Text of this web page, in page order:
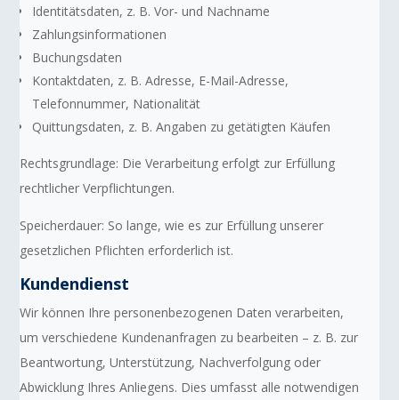
Identitätsdaten, z. B. Vor- und Nachname
Zahlungsinformationen
Buchungsdaten
Kontaktdaten, z. B. Adresse, E-Mail-Adresse,
Telefonnummer, Nationalität
Quittungsdaten, z. B. Angaben zu getätigten Käufen
Rechtsgrundlage: Die Verarbeitung erfolgt zur Erfüllung
rechtlicher Verpflichtungen.
Speicherdauer: So lange, wie es zur Erfüllung unserer
gesetzlichen Pflichten erforderlich ist.
Kundendienst
Wir können Ihre personenbezogenen Daten verarbeiten,
um verschiedene Kundenanfragen zu bearbeiten – z. B. zur
Beantwortung, Unterstützung, Nachverfolgung oder
Abwicklung Ihres Anliegens. Dies umfasst alle notwendigen